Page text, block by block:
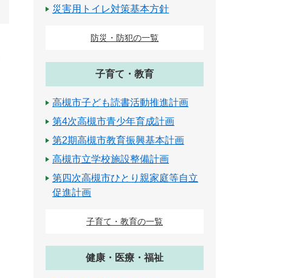
災害用トイレ対策基本方針
防災・防犯の一覧
子育て・教育
高槻市子ども読書活動推進計画
第4次高槻市青少年育成計画
第2期高槻市教育振興基本計画
高槻市立学校施設整備計画
第四次高槻市ひとり親家庭等自立
促進計画
子育て・教育の一覧
健康・医療・福祉